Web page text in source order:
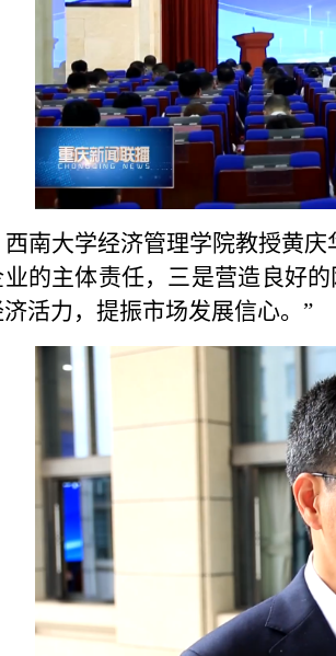
西南大学经济管理学院教授黄
的主体责任，三是营造良好
活力，提振市场发展信心。”